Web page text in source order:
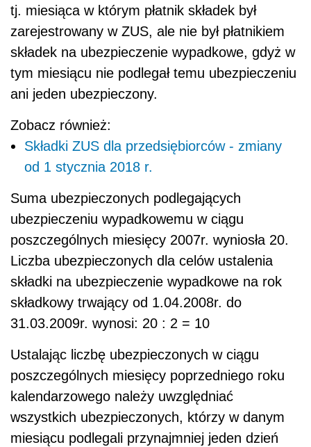
tj. miesiąca w którym płatnik składek był
zarejestrowany w ZUS, ale nie był płatnikiem
składek na ubezpieczenie wypadkowe, gdyż w
tym miesiącu nie podlegał temu ubezpieczeniu
ani jeden ubezpieczony.
Zobacz również:
Składki ZUS dla przedsiębiorców - zmiany
od 1 stycznia 2018 r.
Suma ubezpieczonych podlegających
ubezpieczeniu wypadkowemu w ciągu
poszczególnych miesięcy 2007r. wyniosła 20.
Liczba ubezpieczonych dla celów ustalenia
składki na ubezpieczenie wypadkowe na rok
składkowy trwający od 1.04.2008r. do
31.03.2009r. wynosi: 20 : 2 = 10
Ustalając liczbę ubezpieczonych w ciągu
poszczególnych miesięcy poprzedniego roku
kalendarzowego należy uwzględniać
wszystkich ubezpieczonych, którzy w danym
miesiącu podlegali przynajmniej jeden dzień